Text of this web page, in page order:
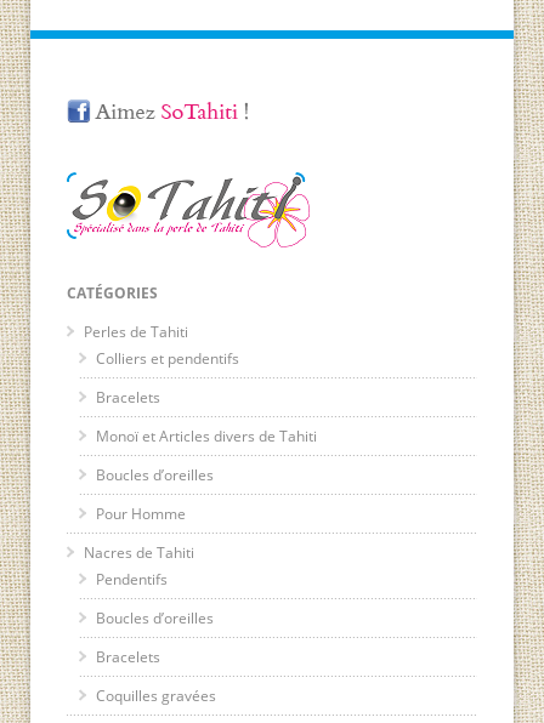
CATÉGORIES
Perles de Tahiti
Colliers et pendentifs
Bracelets
Monoï et Articles divers de Tahiti
Boucles d’oreilles
Pour Homme
Nacres de Tahiti
Pendentifs
Boucles d’oreilles
Bracelets
Coquilles gravées